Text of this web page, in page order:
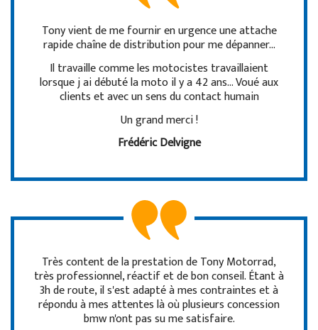
Tony vient de me fournir en urgence une attache
rapide chaîne de distribution pour me dépanner…
Il travaille comme les motocistes travaillaient
lorsque j ai débuté la moto il y a 42 ans… Voué aux
clients et avec un sens du contact humain
Un grand merci !
Frédéric Delvigne
Très content de la prestation de Tony Motorrad,
très professionnel, réactif et de bon conseil. Étant à
3h de route, il s'est adapté à mes contraintes et à
répondu à mes attentes là où plusieurs concession
bmw n'ont pas su me satisfaire.